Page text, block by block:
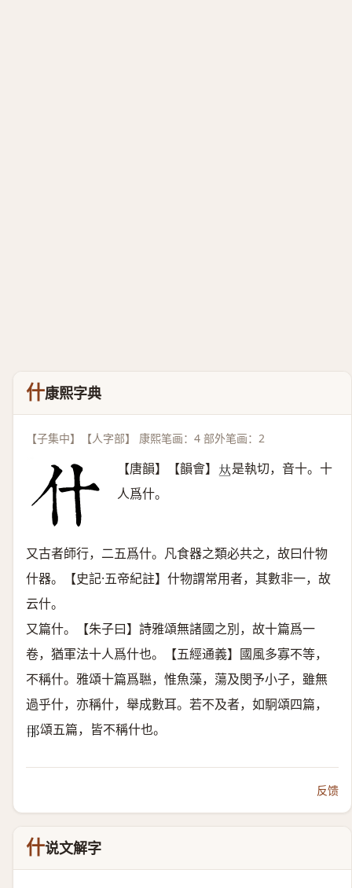
什康熙字典
【子集中】【人字部】 康熙笔画：4 部外笔画：2
【唐韻】【韻會】 𠀤是執切，音十。十
人爲什。
又古者師行，二五爲什。凡食器之類必共之，故曰什物
什器。【史記·五帝紀註】什物謂常用者，其數非一，故
云什。
又篇什。【朱子曰】詩雅頌無諸國之別，故十篇爲一
卷，猶軍法十人爲什也。【五經通義】國風多寡不等，
不稱什。雅頌十篇爲聮，惟魚藻，蕩及閔予小子，雖無
過乎什，亦稱什，舉成數耳。若不及者，如駉頌四篇，
𨙻 頌五篇，皆不稱什也。
反馈
什说文解字